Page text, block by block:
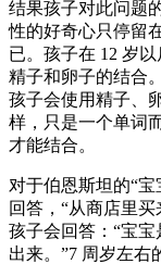
结果孩子对此问题
性的好奇心只停留
已。孩子在 12 岁
精子和卵子的结合
孩子会使用精子、
样，只是一个单词
才能结合。
对于伯恩斯坦的“
回答，“从商店里
孩子会回答：“宝
出来。”7 周岁左右